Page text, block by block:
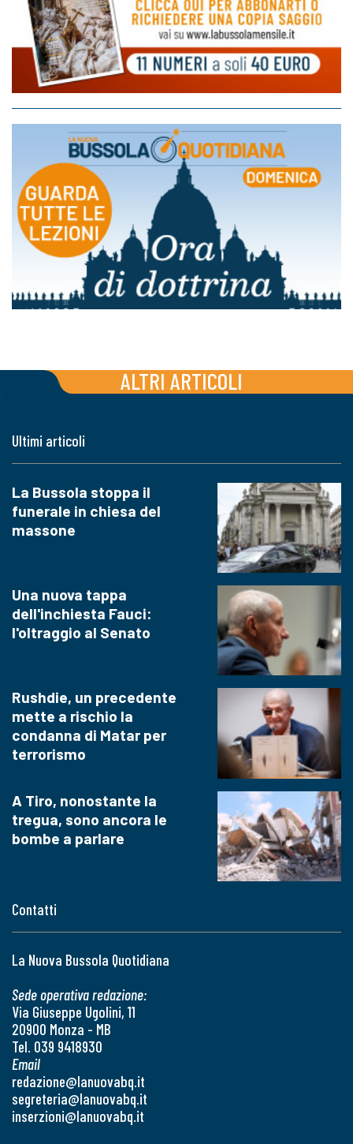
ALTRI ARTICOLI
Contatti
La Nuova Bussola Quotidiana
Sede operativa redazione:
Via Giuseppe Ugolini, 11
20900 Monza - MB
Tel. 039 9418930
Email
redazione@lanuovabq.it
segreteria@lanuovabq.it
inserzioni@lanuovabq.it
Ultimi articoli
La Bussola stoppa il
funerale in chiesa del
massone
Una nuova tappa
dell'inchiesta Fauci:
l'oltraggio al Senato
Rushdie, un precedente
mette a rischio la
condanna di Matar per
terrorismo
A Tiro, nonostante la
tregua, sono ancora le
bombe a parlare